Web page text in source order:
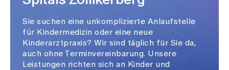
Sie suchen eine unkomplizierte Anlaufstelle
für Kindermedizin oder eine neue
Kinderarztpraxis? Wir sind täglich für Sie da,
auch ohne Terminvereinbarung. Unsere
Leistungen richten sich an Kinder und